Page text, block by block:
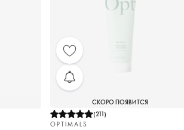
СКОРО ПОЯВИТСЯ
(211)
OPTIMALS